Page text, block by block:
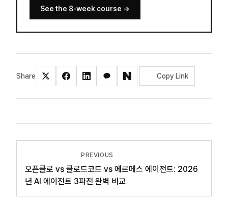
See the 8-week course →
Share Copy Link
PREVIOUS
오픈클로 vs 클로드코드 vs 에르메스 에이전트: 2026
년 AI 에이전트 3파전 완벽 비교